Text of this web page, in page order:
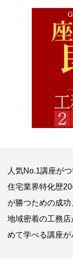
人気No.1講座がつ
住宅業界特化歴
が勝つための成功
地域密着の工務
めて学べる講座が